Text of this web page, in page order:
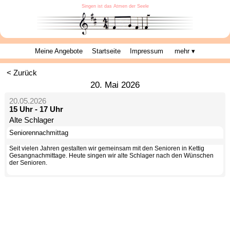
Singen ist das Atmen der Seele
Meine Angebote Startseite Impressum mehr ▾
< Zurück
20. Mai 2026
20.05.2026
15 Uhr - 17 Uhr
Alte Schlager
Seniorennachmittag
Seit vielen Jahren gestalten wir gemeinsam mit den Senioren in Kettig
Gesangnachmittage. Heute singen wir alte Schlager nach den Wünschen
der Senioren.